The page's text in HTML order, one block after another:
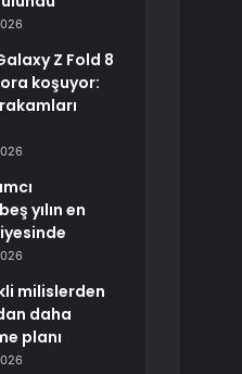
Z Fold 8
koşuyor:
yılın en
milislerden
daha
planı